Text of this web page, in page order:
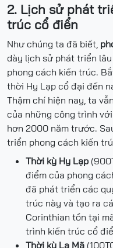
2. Lịch sử phát
trúc cổ điển
Như chúng ta đã biết,
dày lịch sử phát triển
phong cách kiến trúc.
thời Hy Lạp cổ đại đến
Thậm chí hiện nay, ta
của những công trình
hơn 2000 năm trước.
triển phong cách kiến
Thời kỳ Hy Lạp
điểm của phong
đã phát triển các
trúc này và tạo ra
Corinthian tồn tại
trình kiến trúc cổ
Thời kỳ La Mã